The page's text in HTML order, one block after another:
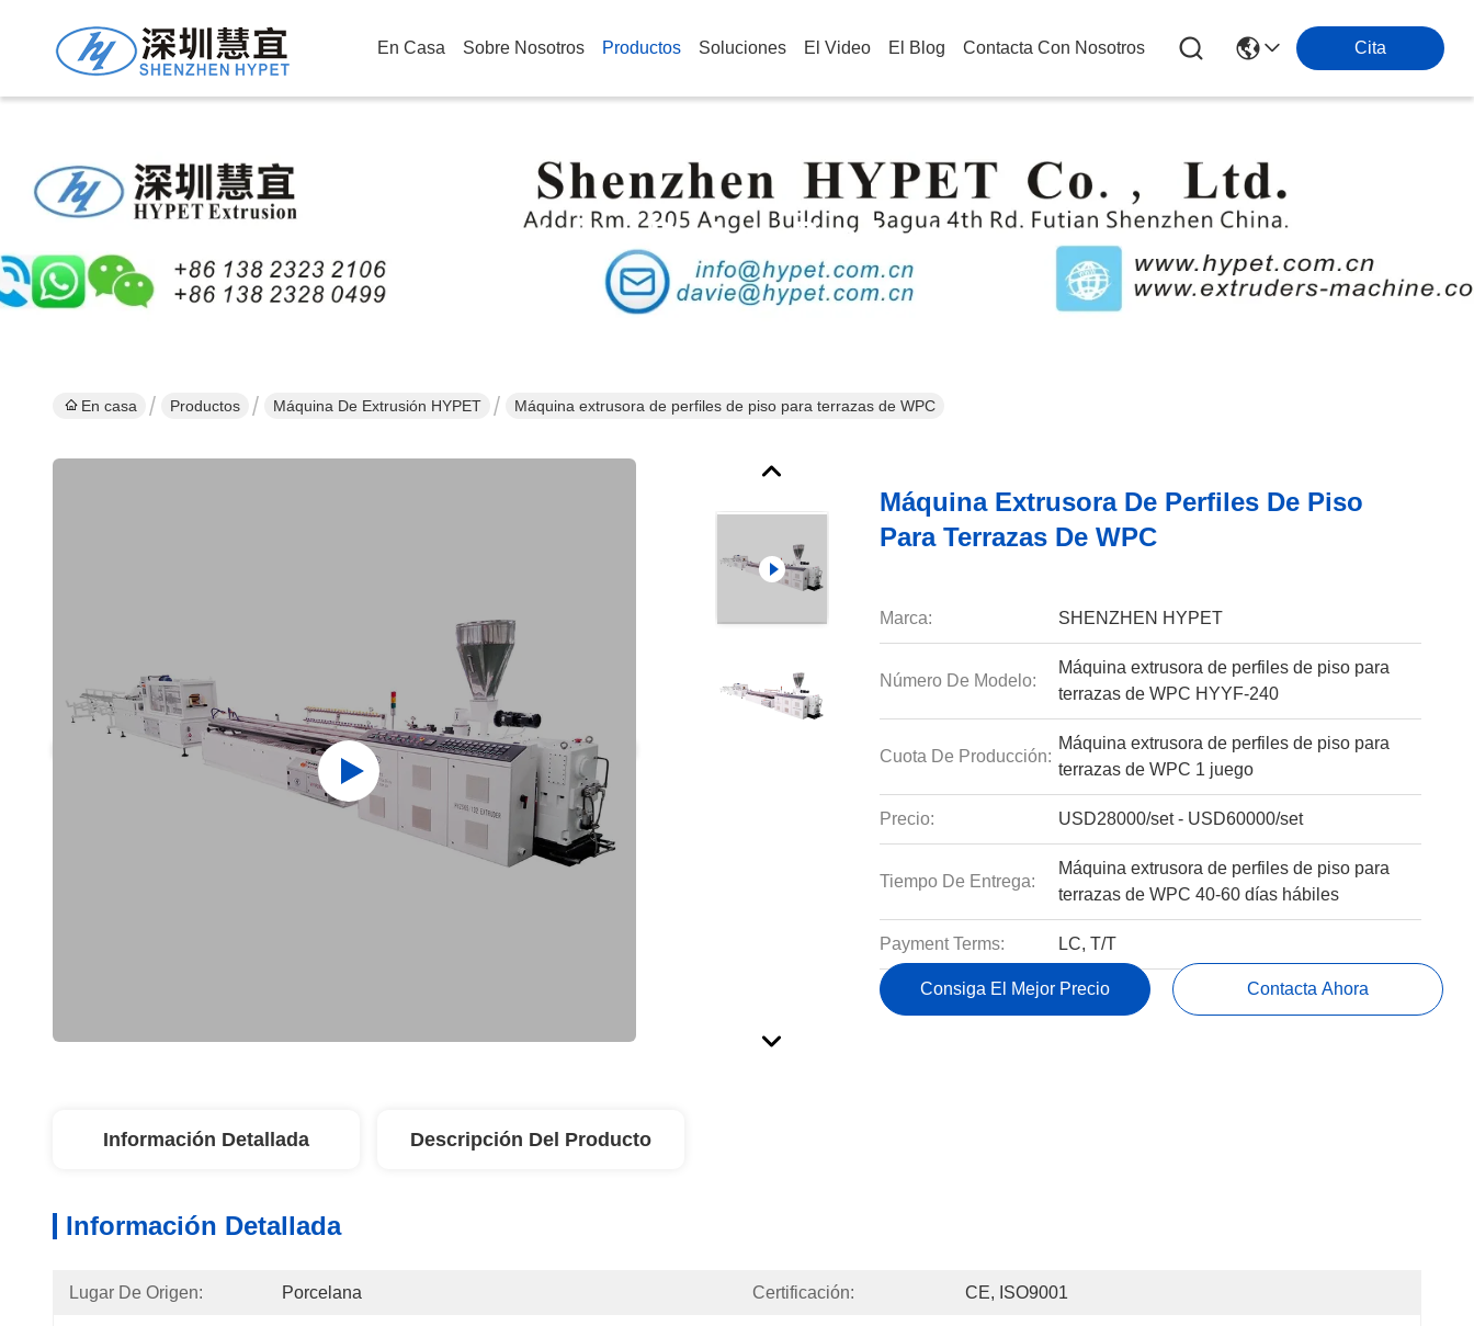
En Casa Sobre Nosotros Productos Soluciones El Video El Blog Contacta Con Nosotros Cita
Detalles De Los Productos
En casa Productos Máquina De Extrusión HYPET Máquina extrusora de perfiles de piso para terrazas de WPC
Máquina Extrusora De Perfiles De Piso
Para Terrazas De WPC
Marca: SHENZHEN HYPET
Número De Modelo:
Máquina extrusora de perfiles de piso para
terrazas de WPC HYYF-240
Cuota De Producción:
Máquina extrusora de perfiles de piso para
terrazas de WPC 1 juego
Precio: USD28000/set - USD60000/set
Tiempo De Entrega:
Máquina extrusora de perfiles de piso para
terrazas de WPC 40-60 días hábiles
Payment Terms: LC, T/T
Consiga El Mejor Precio Contacta Ahora
Información Detallada Descripción Del Producto
Información Detallada
Lugar De Origen: Porcelana Certificación: CE, ISO9001